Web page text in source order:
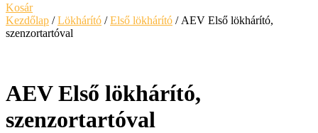
Kosár
Kezdőlap /Lökhárító /Első lökhárító / AEV Első lökhárító,
szenzortartóval
AEV Első lökhárító,
szenzortartóval